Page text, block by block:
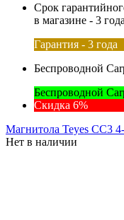
Срок
в магазине - 3
Гарантия - 3 года
Беспроводной
Беспроводной
Скидка 6%
Магнитола Teyes CC3
Нет в наличии